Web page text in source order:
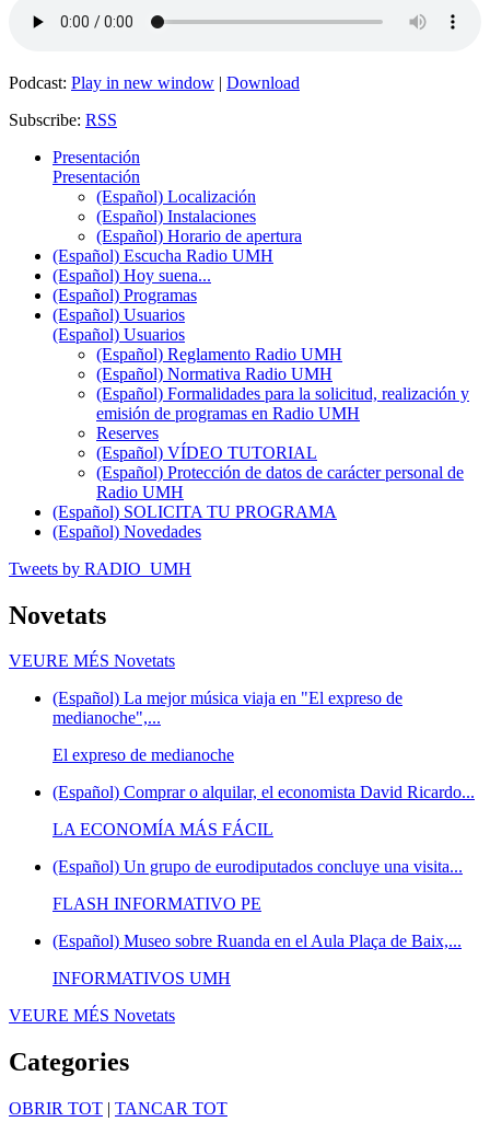
Podcast: Play in new window | Download
Subscribe: RSS
Presentación
Presentación
(Español) Localización
(Español) Instalaciones
(Español) Horario de apertura
(Español) Escucha Radio UMH
(Español) Hoy suena...
(Español) Programas
(Español) Usuarios
(Español) Usuarios
(Español) Reglamento Radio UMH
(Español) Normativa Radio UMH
(Español) Formalidades para la solicitud, realización y
emisión de programas en Radio UMH
Reserves
(Español) VÍDEO TUTORIAL
(Español) Protección de datos de carácter personal de
Radio UMH
(Español) SOLICITA TU PROGRAMA
(Español) Novedades
Tweets by RADIO_UMH
Novetats
VEURE MÉS Novetats
(Español) La mejor música viaja en "El expreso de
medianoche",...
El expreso de medianoche
(Español) Comprar o alquilar, el economista David Ricardo...
LA ECONOMÍA MÁS FÁCIL
(Español) Un grupo de eurodiputados concluye una visita...
FLASH INFORMATIVO PE
(Español) Museo sobre Ruanda en el Aula Plaça de Baix,...
INFORMATIVOS UMH
VEURE MÉS Novetats
Categories
OBRIR TOT | TANCAR TOT